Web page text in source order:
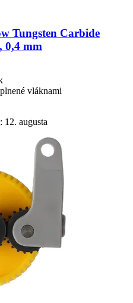
Tungsten Carbide
0,4 mm
vláknami
12. augusta